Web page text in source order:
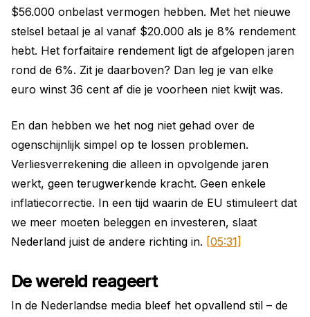
$56.000 onbelast vermogen hebben. Met het nieuwe
stelsel betaal je al vanaf $20.000 als je 8% rendement
hebt. Het forfaitaire rendement ligt de afgelopen jaren
rond de 6%. Zit je daarboven? Dan leg je van elke
euro winst 36 cent af die je voorheen niet kwijt was.
En dan hebben we het nog niet gehad over de
ogenschijnlijk simpel op te lossen problemen.
Verliesverrekening die alleen in opvolgende jaren
werkt, geen terugwerkende kracht. Geen enkele
inflatiecorrectie. In een tijd waarin de EU stimuleert dat
we meer moeten beleggen en investeren, slaat
Nederland juist de andere richting in. [05:31]
De wereld reageert
In de Nederlandse media bleef het opvallend stil – de